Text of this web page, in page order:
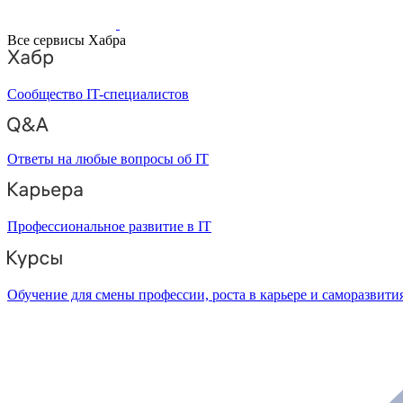
Все сервисы Хабра
Сообщество IT-специалистов
Ответы на любые вопросы об IT
Профессиональное развитие в IT
Обучение для смены профессии, роста в карьере и